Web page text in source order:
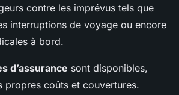
contre les imprévus tels que
interruptions de voyage ou encore
à bord.
d’assurance sont disponibles,
propres coûts et couvertures.